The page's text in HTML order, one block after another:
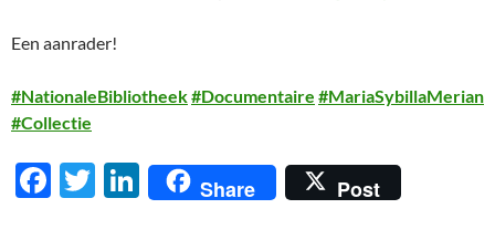
Een aanrader!
#NationaleBibliotheek#Documentaire #MariaSybillaMerian
#Collectie
F
T
Li
Share Post